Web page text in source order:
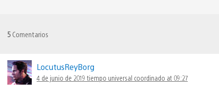
5 Comentarios
LocutusReyBorg
4 de junio de 2019 tiempo universal coordinado at 09:27